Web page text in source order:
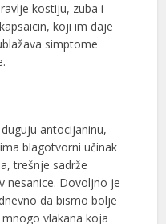
kostiju, zuba i
koji im daje
simptome
antocijaninu,
blagotvorni učinak
trešnje sadrže
nesanice. Dovoljno je
da bismo bolje
vlakana koja